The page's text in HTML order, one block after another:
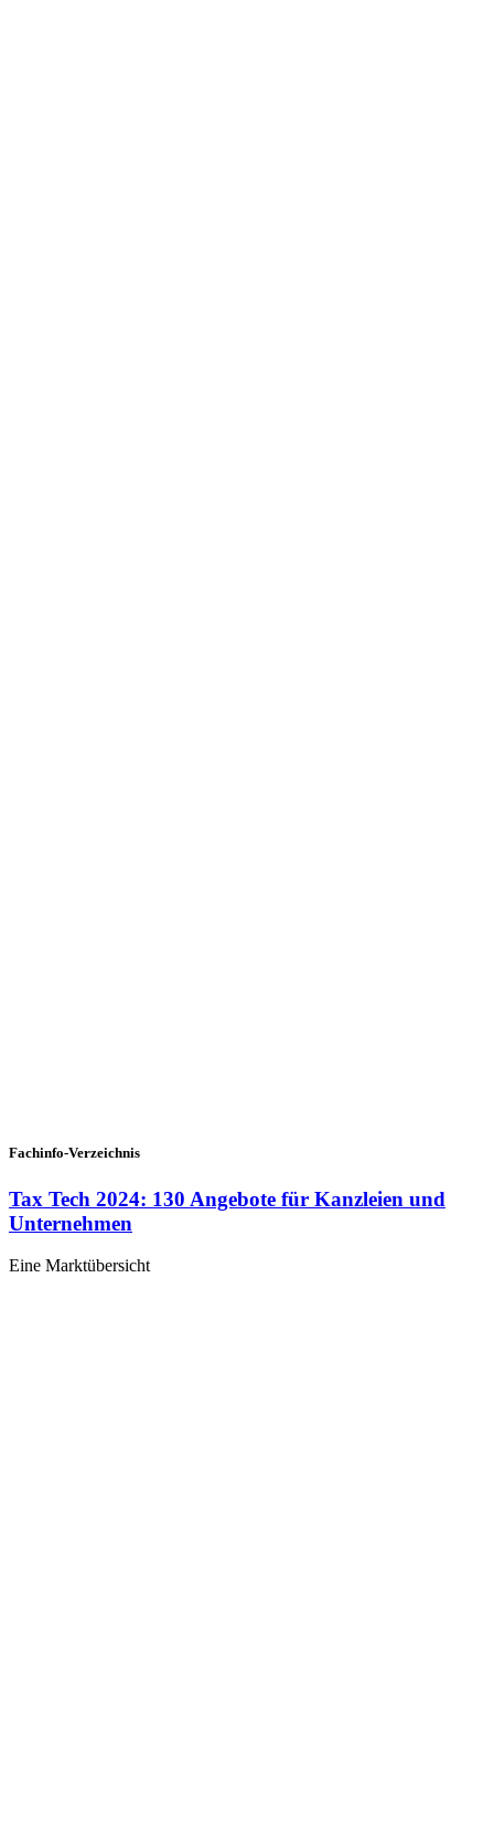
Fachinfo-Verzeichnis
Tax Tech 2024: 130 Angebote für Kanzleien und
Unternehmen
Eine Marktübersicht